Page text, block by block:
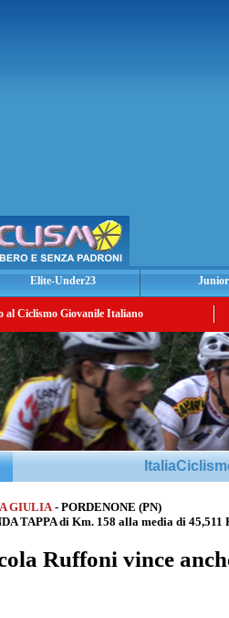
Elite-Under23
al Ciclismo Giovanile Italiano
GIULIA - PORDENONE (PN)
TAPPA di Km. 158 alla media di 45,511
Ruffoni vince